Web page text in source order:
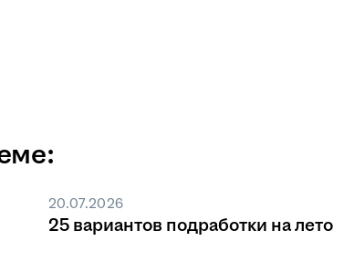
20.07.2026
25 вариантов подработки на лето